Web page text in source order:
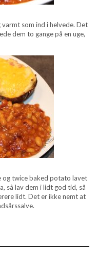
som ind i helvede. Det
dem to gange på en uge,
og twice baked potato lavet
så lav dem i lidt god tid, så
lidt. Det er ikke nemt at